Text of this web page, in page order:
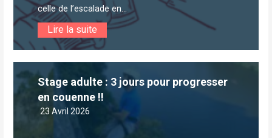
celle de l’escalade en...
Lire la suite
Stage adulte : 3 jours pour progresser
en couenne !!
23 Avril 2026